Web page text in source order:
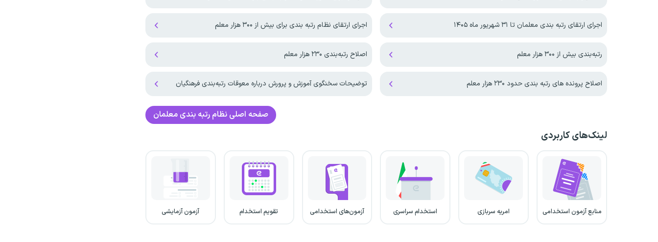
اجرای ارتقای رتبه بندی معلمان تا ۳۱ شهریور ماه ۱۴۰۵ اجرای ارتقای نظام رتبه بندی برای بیش از ۳۰۰ هزار معلم
رتبه‌بندی بیش از ۳۰۰ هزار معلم اصلاح رتبه‌بندی ۲۳۰ هزار معلم
اصلاح پرونده های رتبه بندی حدود ۲۳۰ هزار معلم توضیحات سخنگوی آموزش و پرورش درباره معوقات رتبه‌بندی فرهنگیان
صفحه اصلینظام رتبه بندی معلمان
لینک‌های کاربردی
منابع آزمون استخدامی امریه سربازی استخدام سراسری آزمون‌های استخدامی تقویم استخدام آزمون آزمایشی